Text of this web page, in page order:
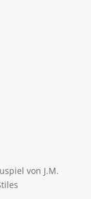
von J.M.